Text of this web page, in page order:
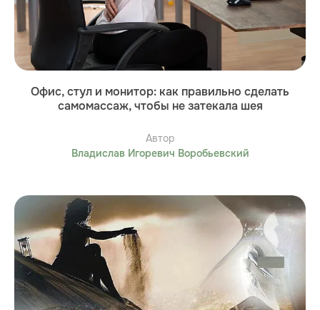
Офис, стул и монитор: как правильно сделать
самомассаж, чтобы не затекала шея
Автор
Владислав Игоревич Воробьевский